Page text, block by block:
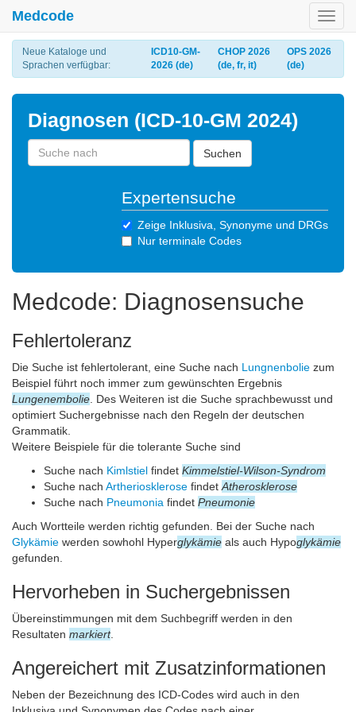
Medcode
Neue Kataloge und
Sprachen verfügbar:
ICD10-GM-
2026 (de)
CHOP 2026
(de, fr, it)
OPS 2026
(de)
Diagnosen (ICD-10-GM 2024)
Suchen
Expertensuche
Zeige Inklusiva, Synonyme und DRGs
Nur terminale Codes
Medcode: Diagnosensuche
Fehlertoleranz
Die Suche ist fehlertolerant, eine Suche nach Lungnenbolie zum
Beispiel führt noch immer zum gewünschten Ergebnis
Lungenembolie . Des Weiteren ist die Suche sprachbewusst und
optimiert Suchergebnisse nach den Regeln der deutschen
Grammatik.
Weitere Beispiele für die tolerante Suche sind
Suche nach Kimlstiel findet Kimmelstiel-Wilson-Syndrom
Suche nach Artheriosklerose findet Atherosklerose
Suche nach Pneumonia findet Pneumonie
Auch Wortteile werden richtig gefunden. Bei der Suche nach
Glykämie werden sowhohl Hyperglykämie als auch Hypoglykämie
gefunden.
Hervorheben in Suchergebnissen
Übereinstimmungen mit dem Suchbegriff werden in den
Resultaten markiert.
Angereichert mit Zusatzinformationen
Neben der Bezeichnung des ICD-Codes wird auch in den